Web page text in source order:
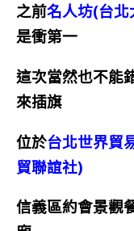
之前名人坊(台北
是衝第一
這次當然也不能
來插旗
位於台北世界貿
貿聯誼社)
信義區約會景觀